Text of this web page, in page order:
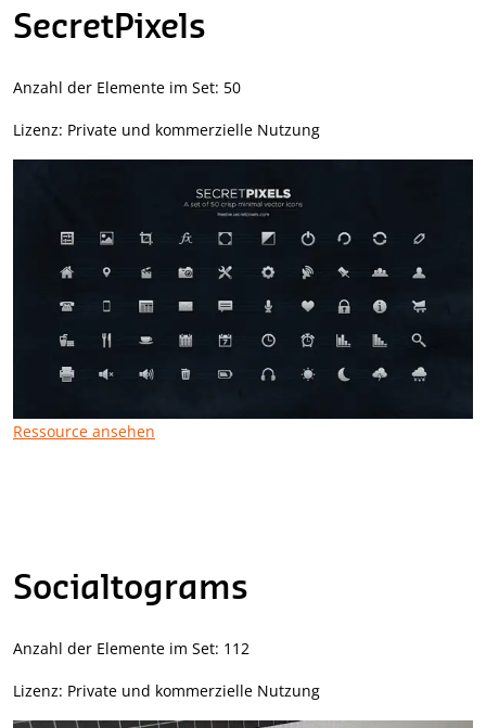
SecretPixels
Anzahl der Elemente im Set: 50
Lizenz: Private und kommerzielle Nutzung
Ressource ansehen
Socialtograms
Anzahl der Elemente im Set: 112
Lizenz: Private und kommerzielle Nutzung